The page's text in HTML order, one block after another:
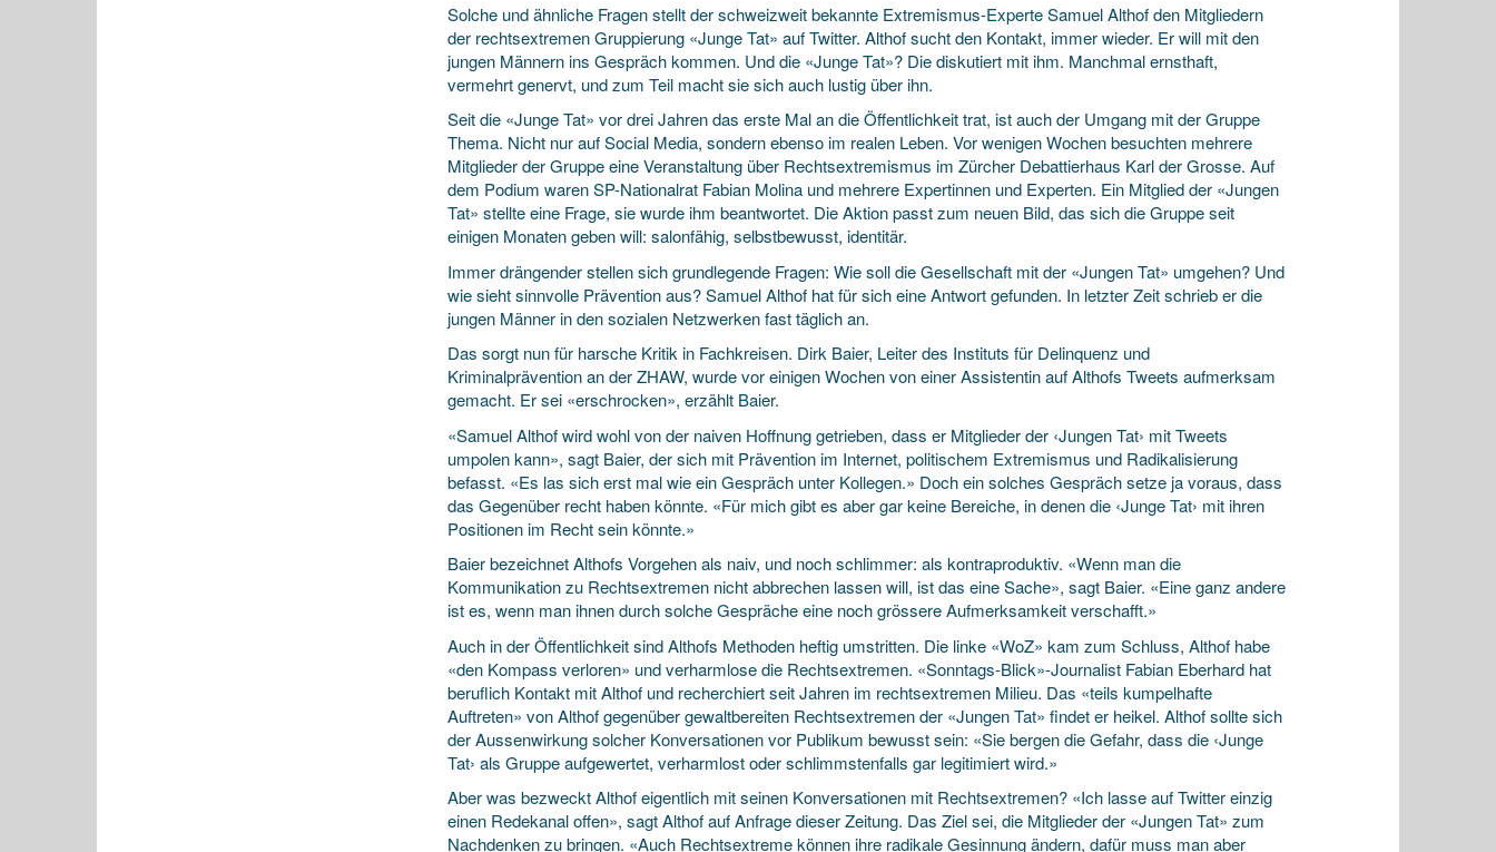
Solche und ähnliche Fragen stellt der schweizweit bekannte Extremismus-Experte Samuel Althof den Mitgliedern
der rechtsextremen Gruppierung «Junge Tat» auf Twitter. Althof sucht den Kontakt, immer wieder. Er will mit den
jungen Männern ins Gespräch kommen. Und die «Junge Tat»? Die diskutiert mit ihm. Manchmal ernsthaft,
vermehrt genervt, und zum Teil macht sie sich auch lustig über ihn.
Seit die «Junge Tat» vor drei Jahren das erste Mal an die Öffentlichkeit trat, ist auch der Umgang mit der Gruppe
Thema. Nicht nur auf Social Media, sondern ebenso im realen Leben. Vor wenigen Wochen besuchten mehrere
Mitglieder der Gruppe eine Veranstaltung über Rechtsextremismus im Zürcher Debattierhaus Karl der Grosse. Auf
dem Podium waren SP-Nationalrat Fabian Molina und mehrere Expertinnen und Experten. Ein Mitglied der «Jungen
Tat» stellte eine Frage, sie wurde ihm beantwortet. Die Aktion passt zum neuen Bild, das sich die Gruppe seit
einigen Monaten geben will: salonfähig, selbstbewusst, identitär.
Immer drängender stellen sich grundlegende Fragen: Wie soll die Gesellschaft mit der «Jungen Tat» umgehen? Und
wie sieht sinnvolle Prävention aus? Samuel Althof hat für sich eine Antwort gefunden. In letzter Zeit schrieb er die
jungen Männer in den sozialen Netzwerken fast täglich an.
Das sorgt nun für harsche Kritik in Fachkreisen. Dirk Baier, Leiter des Instituts für Delinquenz und
Kriminalprävention an der ZHAW, wurde vor einigen Wochen von einer Assistentin auf Althofs Tweets aufmerksam
gemacht. Er sei «erschrocken», erzählt Baier.
«Samuel Althof wird wohl von der naiven Hoffnung getrieben, dass er Mitglieder der ‹Jungen Tat› mit Tweets
umpolen kann», sagt Baier, der sich mit Prävention im Internet, politischem Extremismus und Radikalisierung
befasst. «Es las sich erst mal wie ein Gespräch unter Kollegen.» Doch ein solches Gespräch setze ja voraus, dass
das Gegenüber recht haben könnte. «Für mich gibt es aber gar keine Bereiche, in denen die ‹Junge Tat› mit ihren
Positionen im Recht sein könnte.»
Baier bezeichnet Althofs Vorgehen als naiv, und noch schlimmer: als kontraproduktiv. «Wenn man die
Kommunikation zu Rechtsextremen nicht abbrechen lassen will, ist das eine Sache», sagt Baier. «Eine ganz andere
ist es, wenn man ihnen durch solche Gespräche eine noch grössere Aufmerksamkeit verschafft.»
Auch in der Öffentlichkeit sind Althofs Methoden heftig umstritten. Die linke «WoZ» kam zum Schluss, Althof habe
«den Kompass verloren» und verharmlose die Rechtsextremen. «Sonntags-Blick»-Journalist Fabian Eberhard hat
beruflich Kontakt mit Althof und recherchiert seit Jahren im rechtsextremen Milieu. Das «teils kumpelhafte
Auftreten» von Althof gegenüber gewaltbereiten Rechtsextremen der «Jungen Tat» findet er heikel. Althof sollte sich
der Aussenwirkung solcher Konversationen vor Publikum bewusst sein: «Sie bergen die Gefahr, dass die ‹Junge
Tat› als Gruppe aufgewertet, verharmlost oder schlimmstenfalls gar legitimiert wird.»
Aber was bezweckt Althof eigentlich mit seinen Konversationen mit Rechtsextremen? «Ich lasse auf Twitter einzig
einen Redekanal offen», sagt Althof auf Anfrage dieser Zeitung. Das Ziel sei, die Mitglieder der «Jungen Tat» zum
Nachdenken zu bringen. «Auch Rechtsextreme können ihre radikale Gesinnung ändern, dafür muss man aber